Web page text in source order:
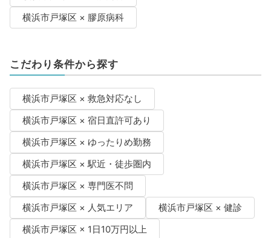
横浜市戸塚区 × 膠原病科
こだわり条件から探す
横浜市戸塚区 × 救急対応なし
横浜市戸塚区 × 宿日直許可あり
横浜市戸塚区 × ゆったりめ勤務
横浜市戸塚区 × 駅近・徒歩圏内
横浜市戸塚区 × 専門医不問
横浜市戸塚区 × 人気エリア
横浜市戸塚区 × 健診
横浜市戸塚区 × 1日10万円以上